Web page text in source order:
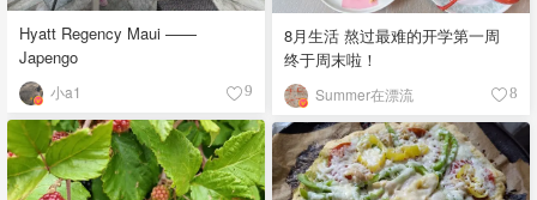
Hyatt Regency Maui ——
Japengo
小a1 9
8月生活 熬过最难的开学第一周
终于周末啦！
Summer在漂流 8